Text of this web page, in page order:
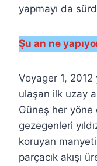
yapmayı da
Şu an ne
Voyager 1, 2012
ulaşan ilk uzay
Güneş her yöne
gezegenleri
koruyan
parçacık akışı